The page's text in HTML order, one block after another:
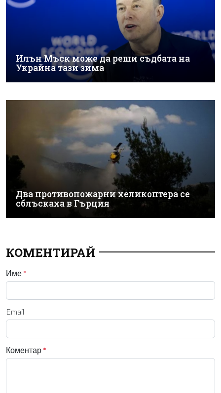
Илън Мъск може да реши съдбата на
Украйна тази зима
Два противопожарни хеликоптера се
сблъскаха в Гърция
КОМЕНТИРАЙ
Име *
Email
Коментар *